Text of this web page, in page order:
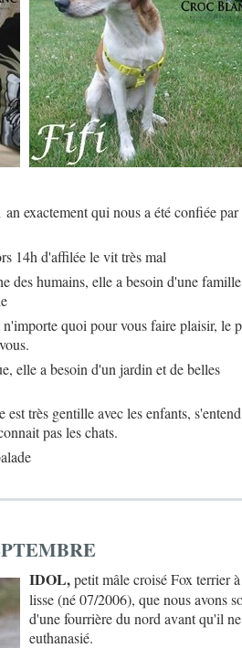
exactement qui nous a été confiée par
14h d'affilée le vit très mal
des humains, elle a besoin d'unefamille
quoi pour vous faire plaisir, le
elle a besoin d'un jardin et de belles
très gentille avec les enfants,
pas les chats.
IDOL,petit mâle croisé Fox terrier
lisse (né 07/2006), que nous avons
d'une fourrière du nord avant qu'il
euthanasié.